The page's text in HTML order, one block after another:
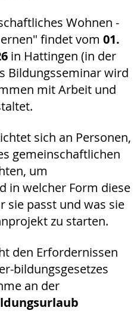
Wohnen -
findet vom 01.
in Hattingen (in der
Bildungsseminar wird
mit Arbeit und
sich an Personen,
gemeinschaftlichen
um
in welcher Form diese
sie passt und was sie
zu starten.
den Erfordernissen
bildungsgesetzes
an der